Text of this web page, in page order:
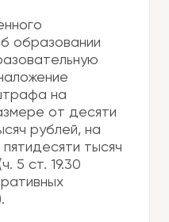
образовании
на
от десяти
рублей, на
тысяч
5 ст. 19.30